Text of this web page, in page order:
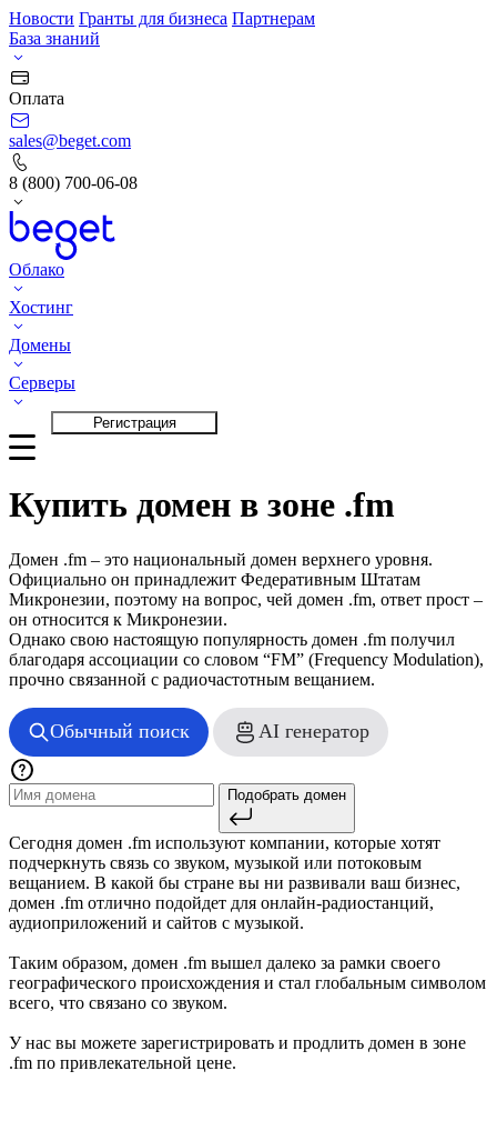
Новости Гранты для бизнеса Партнерам
База знаний
Оплата
sales@beget.com
8 (800) 700-06-08
Облако
Хостинг
Домены
Серверы
Регистрация
Купить домен в зоне .fm
Домен .fm – это национальный домен верхнего уровня.
Официально он принадлежит Федеративным Штатам
Микронезии, поэтому на вопрос, чей домен .fm, ответ прост –
он относится к Микронезии.
Однако свою настоящую популярность домен .fm получил
благодаря ассоциации со словом “FM” (Frequency Modulation),
прочно связанной с радиочастотным вещанием.
Обычный поиск AI генератор
Подобрать домен
Сегодня домен .fm используют компании, которые хотят
подчеркнуть связь со звуком, музыкой или потоковым
вещанием. В какой бы стране вы ни развивали ваш бизнес,
домен .fm отлично подойдет для онлайн-радиостанций,
аудиоприложений и сайтов с музыкой.
Таким образом, домен .fm вышел далеко за рамки своего
географического происхождения и стал глобальным символом
всего, что связано со звуком.
У нас вы можете зарегистрировать и продлить домен в зоне
.fm по привлекательной цене.